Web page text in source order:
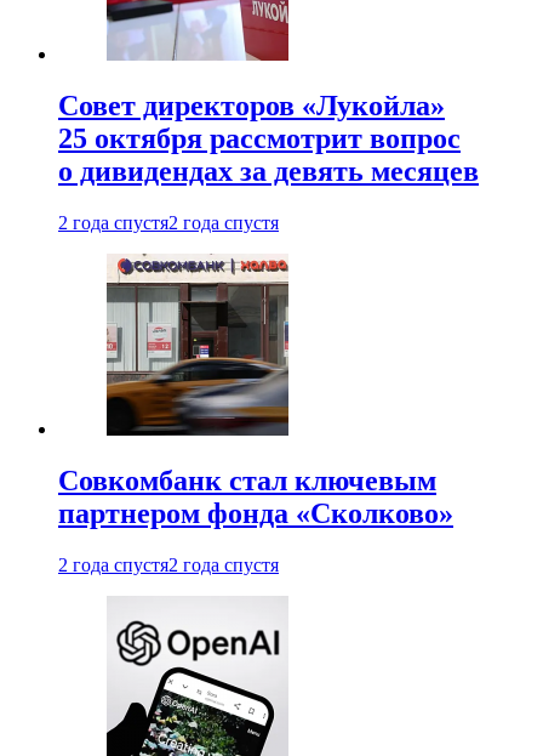
Совет директоров «Лукойла»
25 октября рассмотрит вопрос
о дивидендах за девять месяцев
2 года спустя2 года спустя
Совкомбанк стал ключевым
партнером фонда «Сколково»
2 года спустя2 года спустя